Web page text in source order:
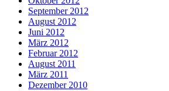
September 2012
August 2012
Juni 2012
März 2012
Februar 2012
August 2011
März 2011
Dezember 2010